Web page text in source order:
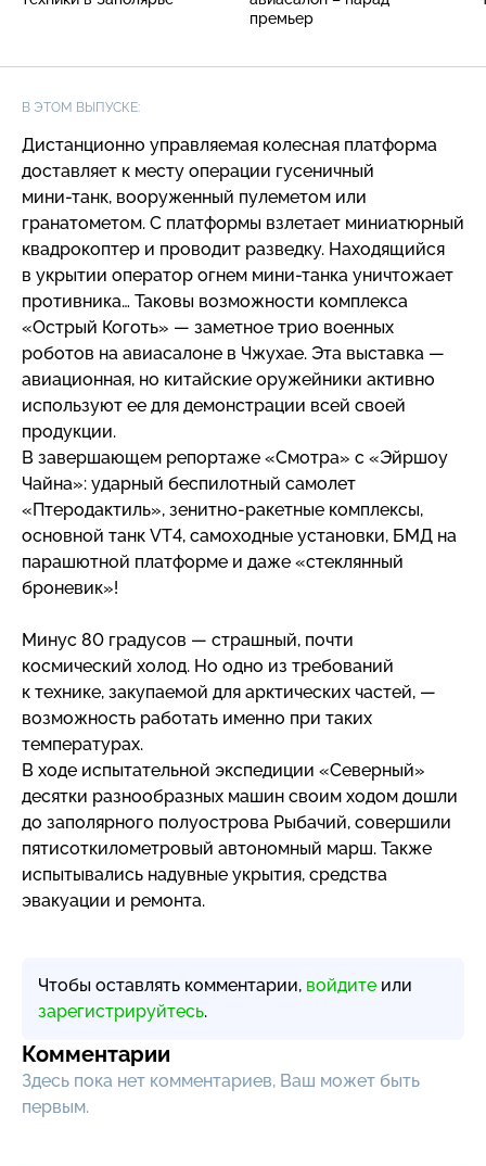
премьер
В ЭТОМ ВЫПУСКЕ:
Дистанционно управляемая колесная платформа
доставляет к месту операции гусеничный
мини-танк, вооруженный пулеметом или
гранатометом. С платформы взлетает миниатюрный
квадрокоптер и проводит разведку. Находящийся
в укрытии оператор огнем мини-танка уничтожает
противника… Таковы возможности комплекса
«Острый Коготь» — заметное трио военных
роботов на авиасалоне в Чжухае. Эта выставка —
авиационная, но китайские оружейники активно
используют ее для демонстрации всей своей
продукции.
В завершающем репортаже «Смотра» с «Эйршоу
Чайна»: ударный беспилотный самолет
«Птеродактиль», зенитно-ракетные комплексы,
основной танк VT4, самоходные установки, БМД на
парашютной платформе и даже «стеклянный
броневик»!
Минус 80 градусов — страшный, почти
космический холод. Но одно из требований
к технике, закупаемой для арктических частей, —
возможность работать именно при таких
температурах.
В ходе испытательной экспедиции «Северный»
десятки разнообразных машин своим ходом дошли
до заполярного полуострова Рыбачий, совершили
пятисоткилометровый автономный марш. Также
испытывались надувные укрытия, средства
эвакуации и ремонта.
Чтобы оставлять комментарии, войдите или
зарегистрируйтесь.
Комментарии
Здесь пока нет комментариев, Ваш может быть
первым.